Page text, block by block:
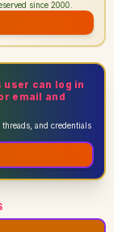
since 2000.
can log in
email and
and credentials